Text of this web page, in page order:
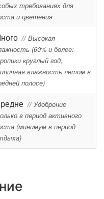
требованиях для
и цветения
// Высокая
(60% и более:
круглый год;
влажность летом в
полосе)
// Удобрение
в период активного
(минимум в период